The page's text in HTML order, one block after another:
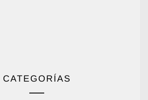
CATEGORÍAS